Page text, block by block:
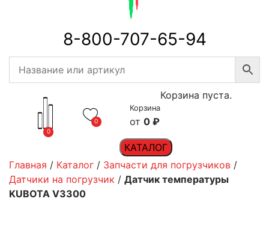
8-800-707-65-94
0
0
Корзина
0 ₽
Корзина пуста.
КАТАЛОГ
Главная / Каталог / Запчасти для погрузчиков /
Датчики на погрузчик / Датчик температуры
KUBOTA V3300